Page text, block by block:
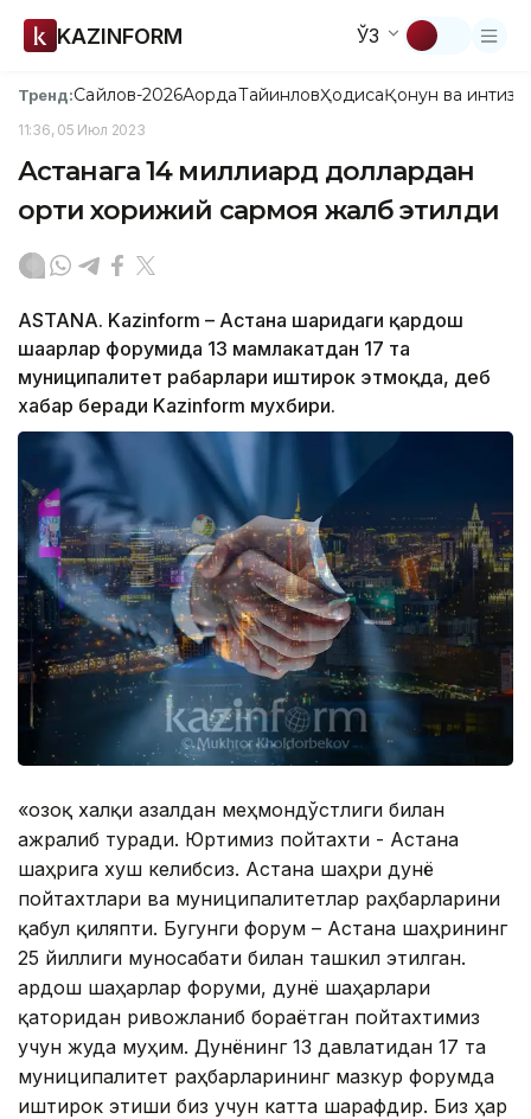
KAZINFORM ЎЗ
Тренд:Сайлов-2026АқордаТайинловҲодисаҚонун ва
11:36, 05 Июл 2023
Астанага 14 миллиард доллардан
ортиқ хорижий сармоя жалб этилди
ASTANA. Kazinform – Астана шаҳридаги қардош
шаҳарлар форумида 13 мамлакатдан 17 та
муниципалитет раҳбарлари иштирок этмоқда, деб
хабар беради Kazinform мухбири.
«Қозоқ халқи азалдан меҳмондўстлиги билан
ажралиб туради. Юртимиз пойтахти - Астана
шаҳрига хуш келибсиз. Астана шаҳри дунё
пойтахтлари ва муниципалитетлар раҳбарларини
қабул қиляпти. Бугунги форум – Астана шаҳрининг
25 йиллиги муносабати билан ташкил этилган.
Қардош шаҳарлар форуми, дунё шаҳарлари
қаторидан ривожланиб бораётган пойтахтимиз
учун жуда муҳим. Дунёнинг 13 давлатидан 17 та
муниципалитет раҳбарларининг мазкур форумда
иштирок этиши биз учун катта шарафдир. Биз ҳар